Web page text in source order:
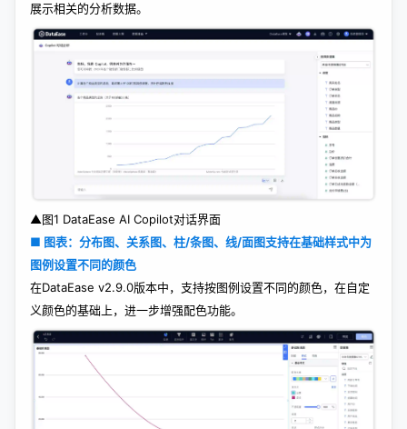
展示相关的分析数据。
▲图1 DataEase AI Copilot对话界面
■ 图表：分布图、关系图、柱/条图、线/面图支持在基础样式中为
图例设置不同的颜色
在DataEase v2.9.0版本中，支持按图例设置不同的颜色，在自定
义颜色的基础上，进一步增强配色功能。